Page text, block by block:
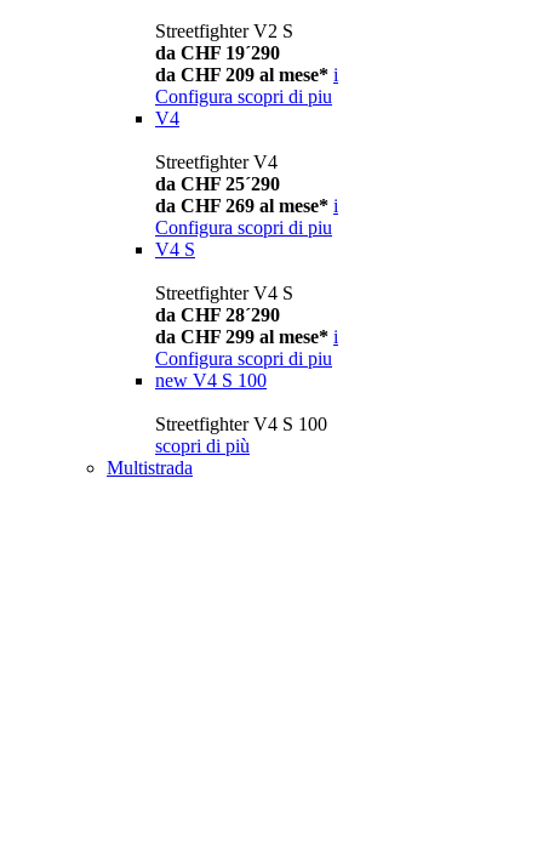
Streetfighter V2 S
da CHF 19´290
da CHF 209 al mese* i
Configura scopri di piu
V4
Streetfighter V4
da CHF 25´290
da CHF 269 al mese* i
Configura scopri di piu
V4 S
Streetfighter V4 S
da CHF 28´290
da CHF 299 al mese* i
Configura scopri di piu
new V4 S 100
Streetfighter V4 S 100
scopri di più
Multistrada